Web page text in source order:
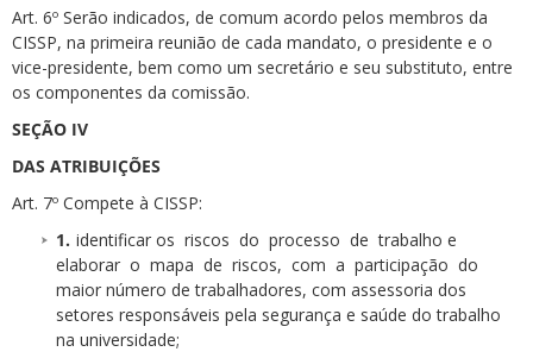
Art. 6º Serão indicados, de comum acordo pelos membros da
CISSP, na primeira reunião de cada mandato, o presidente e o
vice-presidente, bem como um secretário e seu substituto, entre
os componentes da comissão.
SEÇÃO IV
DAS ATRIBUIÇÕES
Art. 7º Compete à CISSP:
identificar os riscos do processo de trabalho e
elaborar o mapa de riscos, com a participação do
maior número de trabalhadores, com assessoria dos
setores responsáveis pela segurança e saúde do trabalho
na universidade;